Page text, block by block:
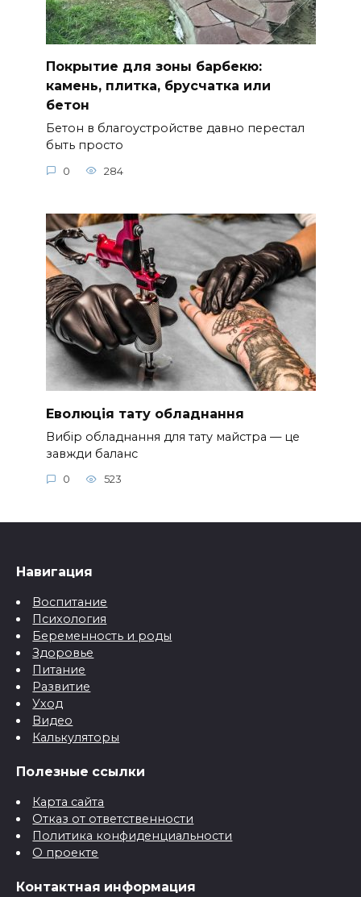
Покрытие для зоны барбекю:
камень, плитка, брусчатка или
бетон
Бетон в благоустройстве давно перестал
быть просто
0 284
Еволюція тату обладнання
Вибір обладнання для тату майстра — це
завжди баланс
0 523
Навигация
Воспитание
Психология
Беременность и роды
Здоровье
Питание
Развитие
Уход
Видео
Калькуляторы
Полезные ссылки
Карта сайта
Отказ от ответственности
Политика конфиденциальности
О проекте
Контактная информация